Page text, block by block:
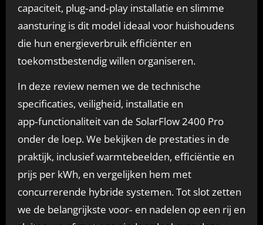
capaciteit, plug‑and‑play installatie en slimme
aansturing is dit model ideaal voor huishoudens
die hun energieverbruik efficiënter en
toekomstbestendig willen organiseren.
In deze review nemen we de technische
specificaties, veiligheid, installatie en
app‑functionaliteit van de SolarFlow 2400 Pro
onder de loep. We bekijken de prestaties in de
praktijk, inclusief warmtebeelden, efficiëntie en
prijs per kWh, en vergelijken hem met
concurrerende hybride systemen. Tot slot zetten
we de belangrijkste voor‑ en nadelen op een rij en